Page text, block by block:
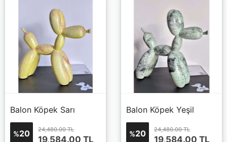
Balon Köpek Sarı
%20 24,480.00 TL
19,584.00 TL
Balon Köpek Yeşil
%20 24,480.00 TL
19,584.00 TL